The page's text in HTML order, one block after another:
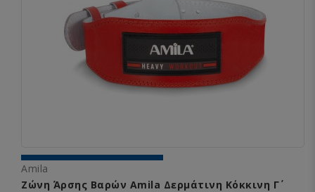
Amila
Ζώνη Άρσης Βαρών Amila Δερμάτινη Κόκκινη Γ΄